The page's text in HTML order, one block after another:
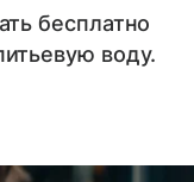
бесплатно
воду.